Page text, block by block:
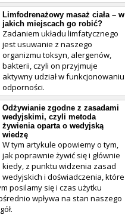
Limfodrenażowy masaż ciała – w
jakich miejscach go robić?
Zadaniem układu limfatycznego
jest usuwanie z naszego
organizmu toksyn, alergenów,
bakterii, czyli on przyjmuje
aktywny udział w funkcjonowaniu
odporności.
Odżywianie zgodne z zasadami
wedyjskimi, czyli metoda
żywienia oparta o wedyjską
wiedzę
W tym artykule opowiemy o tym,
jak poprawnie żywić się i głównie
kiedy, z punktu widzenia zasad
wedyjskich i doświadczenia, które
posilamy się i czas użytku
wpływa na stan naszego